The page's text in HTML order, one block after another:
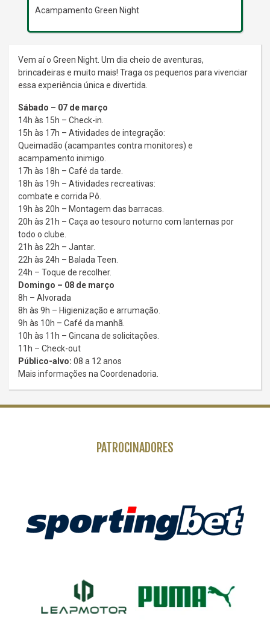
Acampamento Green Night
Vem aí o Green Night. Um dia cheio de aventuras,
brincadeiras e muito mais! Traga os pequenos para vivenciar
essa experiência única e divertida.
Sábado – 07 de março
14h às 15h – Check-in.
15h às 17h – Atividades de integração:
Queimadão (acampantes contra monitores) e
acampamento inimigo.
17h às 18h – Café da tarde.
18h às 19h – Atividades recreativas:
combate e corrida Pô.
19h às 20h – Montagem das barracas.
20h às 21h – Caça ao tesouro noturno com lanternas por
todo o clube.
21h às 22h – Jantar.
22h às 24h – Balada Teen.
24h – Toque de recolher.
Domingo – 08 de março
8h – Alvorada
8h às 9h – Higienização e arrumação.
9h às 10h – Café da manhã.
10h às 11h – Gincana de solicitações.
11h – Check-out
Público-alvo: 08 a 12 anos
Mais informações na Coordenadoria.
PATROCINADORES